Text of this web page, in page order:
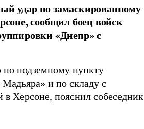
удар по замаскированному
сообщил боец войск
«Днепр» с
подземному пункту
и по складу с
Херсоне, пояснил собеседник